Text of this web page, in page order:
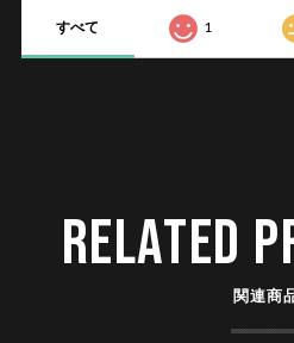
すべて 1
RELATED
関連商